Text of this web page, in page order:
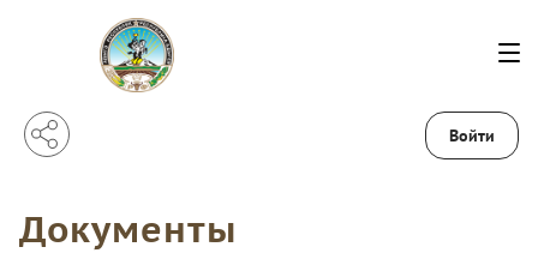
Войти
Документы